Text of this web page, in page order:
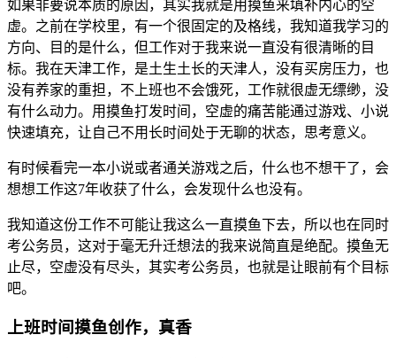
如果非要说本质的原因，其实我就是用摸鱼来填补内心的空
虚。之前在学校里，有一个很固定的及格线，我知道我学习的
方向、目的是什么，但工作对于我来说一直没有很清晰的目
标。我在天津工作，是土生土长的天津人，没有买房压力，也
没有养家的重担，不上班也不会饿死，工作就很虚无缥缈，没
有什么动力。用摸鱼打发时间，空虚的痛苦能通过游戏、小说
快速填充，让自己不用长时间处于无聊的状态，思考意义。
有时候看完一本小说或者通关游戏之后，什么也不想干了，会
想想工作这7年收获了什么，会发现什么也没有。
我知道这份工作不可能让我这么一直摸鱼下去，所以也在同时
考公务员，这对于毫无升迁想法的我来说简直是绝配。摸鱼无
止尽，空虚没有尽头，其实考公务员，也就是让眼前有个目标
吧。
上班时间摸鱼创作，真香